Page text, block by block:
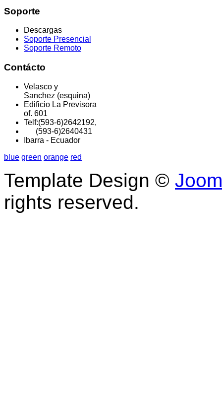
Soporte
Descargas
Soporte Presencial
Soporte Remoto
Contácto
Velasco y
Sanchez (esquina)
Edificio La Previsora
of. 601
Telf:(593-6)2642192,
(593-6)2640431
Ibarra - Ecuador
blue green orange red
Template Design ©
rights reserved.